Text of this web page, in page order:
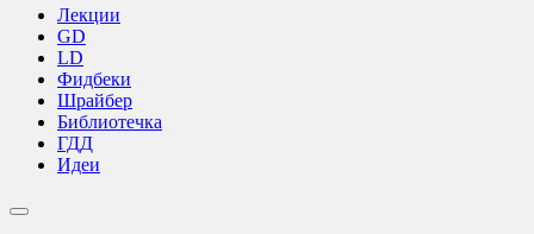
Лекции
GD
LD
Фидбеки
Шрайбер
Библиотечка
ГДД
Идеи
Переключить